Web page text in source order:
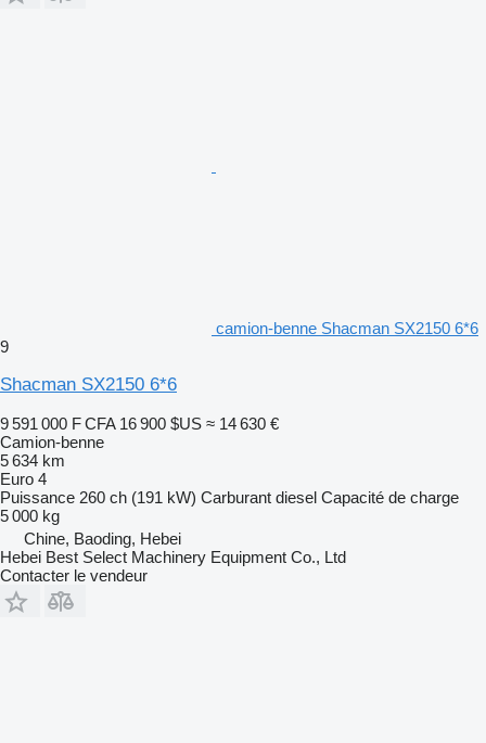
camion-benne Shacman SX2150 6*6
9
Shacman SX2150 6*6
9 591 000 F CFA 16 900 $US ≈ 14 630 €
Camion-benne
5 634 km
Euro 4
Puissance 260 ch (191 kW) Carburant diesel Capacité de charge
5 000 kg
Chine, Baoding, Hebei
Hebei Best Select Machinery Equipment Co., Ltd
Contacter le vendeur